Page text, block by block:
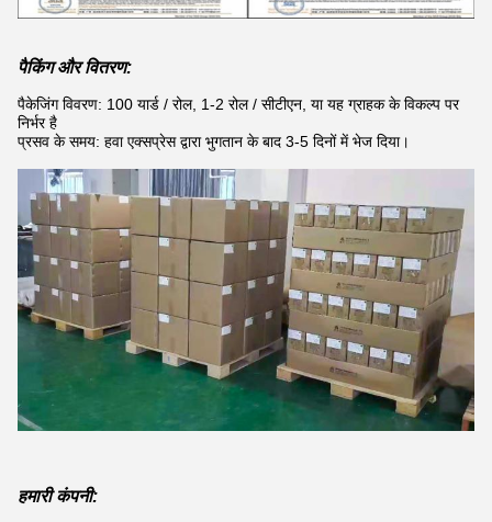
पैकिंग और वितरण:
पैकेजिंग विवरण: 100 यार्ड / रोल, 1-2 रोल / सीटीएन, या यह ग्राहक के विकल्प पर
निर्भर है
प्रसव के समय: हवा एक्सप्रेस द्वारा भुगतान के बाद 3-5 दिनों में भेज दिया।
हमारी कंपनी: